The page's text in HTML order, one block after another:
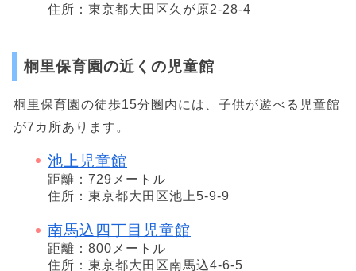
住所：東京都大田区久が原2-28-4
桐里保育園の近くの児童館
桐里保育園の徒歩15分圏内には、子供が遊べる児童館
が7カ所あります。
池上児童館
距離：729メートル
住所：東京都大田区池上5-9-9
南馬込四丁目児童館
距離：800メートル
住所：東京都大田区南馬込4-6-5